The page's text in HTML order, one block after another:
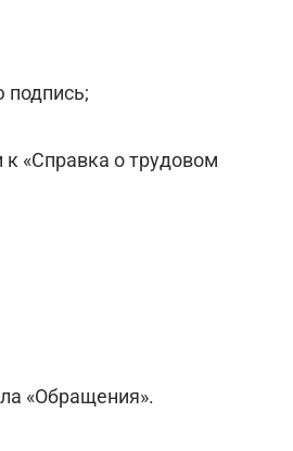
подпись;
к «Справка о трудовом
«Обращения».